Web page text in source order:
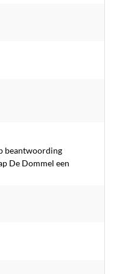
beantwoording
De Dommel een